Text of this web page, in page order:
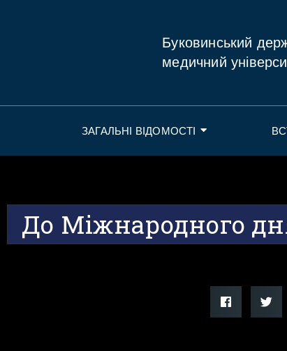
Буковинський
медичний
ЗАГАЛЬНІ ВІДОМОСТІ
До Міжнародного